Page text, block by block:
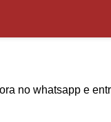
no whatsapp e